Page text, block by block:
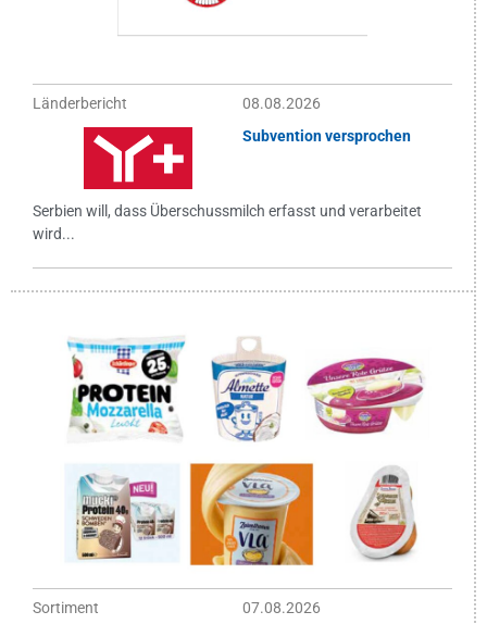
Länderbericht
08.08.2026
Subvention versprochen
Serbien will, dass Überschussmilch erfasst und verarbeitet
wird...
Sortiment
07.08.2026